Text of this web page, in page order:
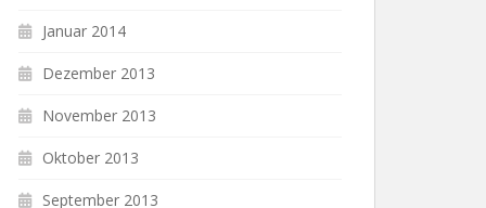
Januar 2014
Dezember 2013
November 2013
Oktober 2013
September 2013